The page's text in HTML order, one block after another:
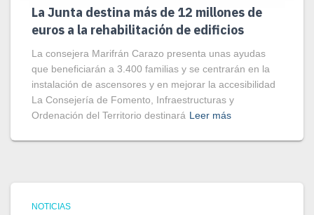
La Junta destina más de 12 millones de
euros a la rehabilitación de edificios
La consejera Marifrán Carazo presenta unas ayudas
que beneficiarán a 3.400 familias y se centrarán en la
instalación de ascensores y en mejorar la accesibilidad
La Consejería de Fomento, Infraestructuras y
Ordenación del Territorio destinará Leer más
NOTICIAS